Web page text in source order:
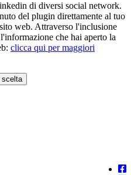
di diversi social network.
del plugin direttamente al tuo
web. Attraverso l'inclusione
che hai aperto la
clicca qui per maggiori
scelta